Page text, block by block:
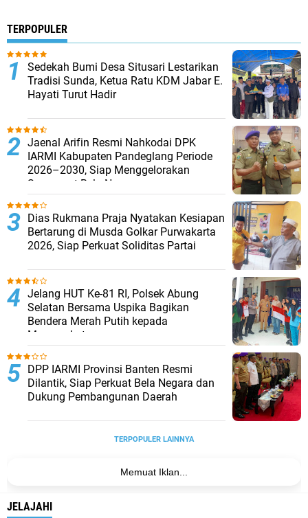
TERPOPULER
Sedekah Bumi Desa Situsari Lestarikan
Tradisi Sunda, Ketua Ratu KDM Jabar E.
Hayati Turut Hadir
Jaenal Arifin Resmi Nahkodai DPK
IARMI Kabupaten Pandeglang Periode
2026–2030, Siap Menggelorakan
Semangat Bela Negara
Dias Rukmana Praja Nyatakan Kesiapan
Bertarung di Musda Golkar Purwakarta
2026, Siap Perkuat Soliditas Partai
Jelang HUT Ke-81 RI, Polsek Abung
Selatan Bersama Uspika Bagikan
Bendera Merah Putih kepada
Masyarakat
DPP IARMI Provinsi Banten Resmi
Dilantik, Siap Perkuat Bela Negara dan
Dukung Pembangunan Daerah
TERPOPULER LAINNYA
Memuat Iklan...
JELAJAHI